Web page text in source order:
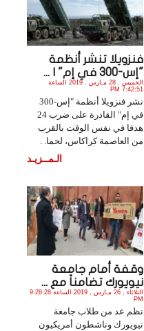
فنزويلا تنشر أنظمة
"إس-300 في إم" ا ...
الخميس , 28 مـارس , 2019 الساعة
7:42:51 PM
نشر فنزويلا أنظمة "إس-300
في إم" القادرة على ضرب 24
هدفا في نفس الوقت بالقرب
من العاصمة كراكاس، لحما. .
الـمــزيـد
وقفة أمام جامعة
نيويورك تضامناً مع ...
الثلاثاء , 26 مـارس , 2019 الساعة 9:28:28
PM
نظم عد من طلاب جامعة
نيويورك وناشطون أمريكيون